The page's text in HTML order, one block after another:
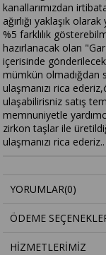
kanallarımızdan
ağırlığı yaklaşık
%5 farklılık
hazırlanacak olan
içerisinde
mümkün olmadığdan
ulaşmanızı rica
ulaşabilirisniz satış
memnuniyetle
zirkon taşlar ile
ulaşmanızı rica ederiz..
YORUMLAR(0)
ÖDEME
HIZMETLERIMIZ